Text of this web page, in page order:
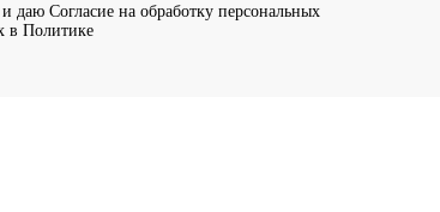
и даю Согласие на обработку персональных
в Политике